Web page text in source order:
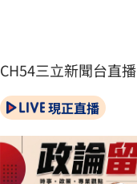
CH54三立新聞台直播
現正直播